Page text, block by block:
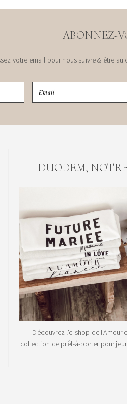
ABONNEZ-
votre email pour nous suivre & être
DUODEM,
Découvrez l'e-shop de l'Amour
collection de prêt-à-porter pour